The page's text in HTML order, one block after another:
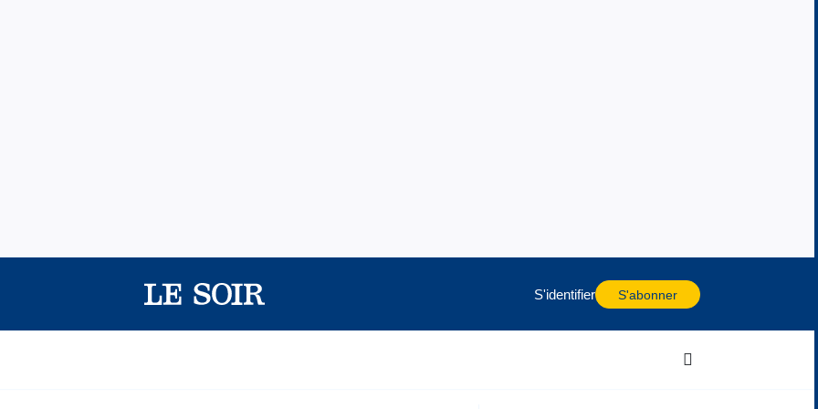
S'identifier S'abonner